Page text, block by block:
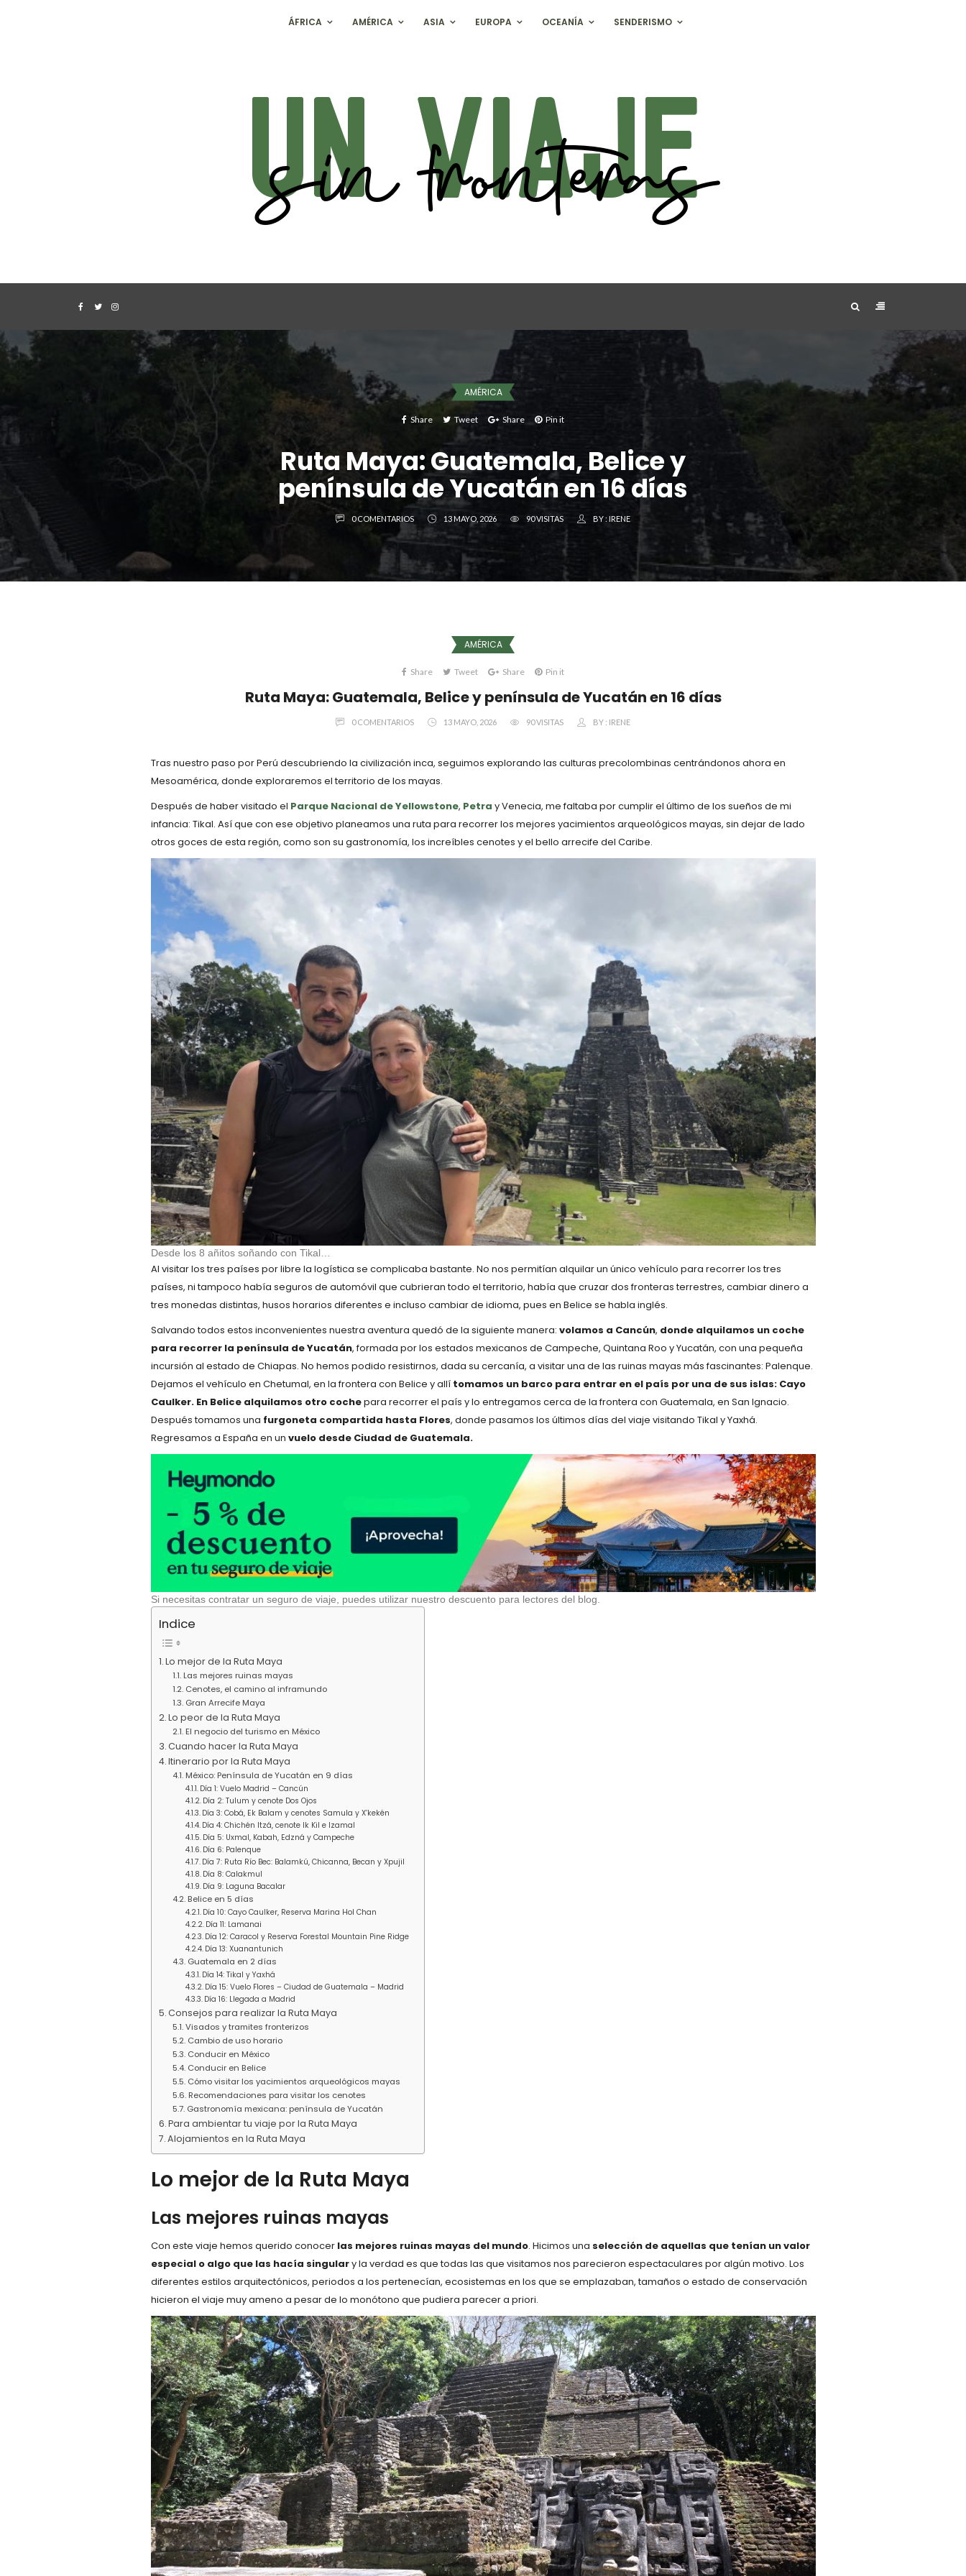
ÁFRICA AMÉRICA ASIA EUROPA OCEANÍA SENDERISMO
AMÉRICA
Share Tweet Share Pin it
Ruta Maya: Guatemala, Belice y
península de Yucatán en 16 días
0 COMENTARIOS 13 MAYO, 2026 90 VISITAS BY : IRENE
AMÉRICA
Share Tweet Share Pin it
Ruta Maya: Guatemala, Belice y península de Yucatán en 16 días
0 COMENTARIOS 13 MAYO, 2026 90 VISITAS BY : IRENE
Tras nuestro paso por Perú descubriendo la civilización inca, seguimos explorando las culturas precolombinas centrándonos ahora en
Mesoamérica, donde exploraremos el territorio de los mayas.
Después de haber visitado el Parque Nacional de Yellowstone, Petra y Venecia, me faltaba por cumplir el último de los sueños de mi
infancia: Tikal. Así que con ese objetivo planeamos una ruta para recorrer los mejores yacimientos arqueológicos mayas, sin dejar de lado
otros goces de esta región, como son su gastronomía, los increíbles cenotes y el bello arrecife del Caribe.
Desde los 8 añitos soñando con Tikal…
Al visitar los tres países por libre la logística se complicaba bastante. No nos permitían alquilar un único vehículo para recorrer los tres
países, ni tampoco había seguros de automóvil que cubrieran todo el territorio, había que cruzar dos fronteras terrestres, cambiar dinero a
tres monedas distintas, husos horarios diferentes e incluso cambiar de idioma, pues en Belice se habla inglés.
Salvando todos estos inconvenientes nuestra aventura quedó de la siguiente manera: volamos a Cancún, donde alquilamos un coche
para recorrer la península de Yucatán, formada por los estados mexicanos de Campeche, Quintana Roo y Yucatán, con una pequeña
incursión al estado de Chiapas. No hemos podido resistirnos, dada su cercanía, a visitar una de las ruinas mayas más fascinantes: Palenque.
Dejamos el vehículo en Chetumal, en la frontera con Belice y allí tomamos un barco para entrar en el país por una de sus islas: Cayo
Caulker. En Belice alquilamos otro cochepara recorrer el país y lo entregamos cerca de la frontera con Guatemala, en San Ignacio.
Después tomamos una furgoneta compartida hasta Flores, donde pasamos los últimos días del viaje visitando Tikal y Yaxhá.
Regresamos a España en un vuelo desde Ciudad de Guatemala.
Si necesitas contratar un seguro de viaje, puedes utilizar nuestro descuento para lectores del blog.
Indice
Lo mejor de la Ruta Maya
Las mejores ruinas mayas
Cenotes, el camino al inframundo
Gran Arrecife Maya
Lo peor de la Ruta Maya
El negocio del turismo en México
Cuando hacer la Ruta Maya
Itinerario por la Ruta Maya
México: Península de Yucatán en 9 días
Día 1: Vuelo Madrid – Cancún
Día 2: Tulum y cenote Dos Ojos
Día 3: Cobá, Ek Balam y cenotes Samula y X’kekén
Día 4: Chichén Itzá, cenote Ik Kil e Izamal
Día 5: Uxmal, Kabah, Edzná y Campeche
Día 6: Palenque
Día 7: Ruta Río Bec: Balamkú, Chicanna, Becan y Xpujil
Día 8: Calakmul
Día 9: Laguna Bacalar
Belice en 5 días
Día 10: Cayo Caulker, Reserva Marina Hol Chan
Día 11: Lamanai
Día 12: Caracol y Reserva Forestal Mountain Pine Ridge
Día 13: Xuanantunich
Guatemala en 2 días
Día 14: Tikal y Yaxhá
Día 15: Vuelo Flores – Ciudad de Guatemala – Madrid
Día 16: Llegada a Madrid
Consejos para realizar la Ruta Maya
Visados y tramites fronterizos
Cambio de uso horario
Conducir en México
Conducir en Belice
Cómo visitar los yacimientos arqueológicos mayas
Recomendaciones para visitar los cenotes
Gastronomía mexicana: península de Yucatán
Para ambientar tu viaje por la Ruta Maya
Alojamientos en la Ruta Maya
Lo mejor de la Ruta Maya
Las mejores ruinas mayas
Con este viaje hemos querido conocer las mejores ruinas mayas del mundo. Hicimos una selección de aquellas que tenían un valor
especial o algo que las hacía singulary la verdad es que todas las que visitamos nos parecieron espectaculares por algún motivo. Los
diferentes estilos arquitectónicos, periodos a los pertenecían, ecosistemas en los que se emplazaban, tamaños o estado de conservación
hicieron el viaje muy ameno a pesar de lo monótono que pudiera parecer a priori.